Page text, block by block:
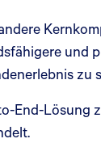
und
zu
End-Lösung